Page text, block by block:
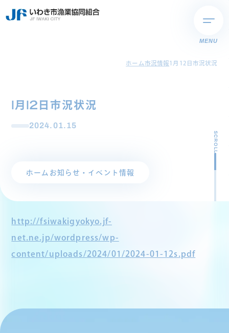
MENU
ホーム市況情報1月12日市況状況
1月12日市況状況
2024.01.15
ホーム お知らせ・イベント情報
SCROLL
http://fsiwakigyokyo.jf-
net.ne.jp/wordpress/wp-
content/uploads/2024/01/2024-01-12s.pdf